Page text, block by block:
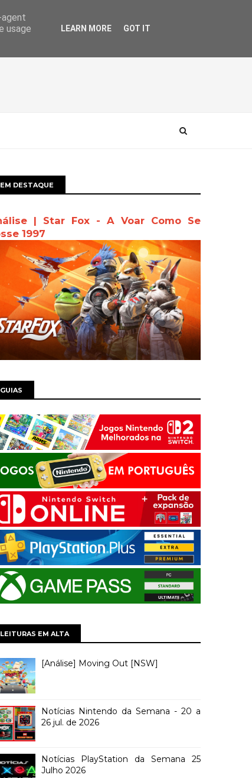
EM DESTAQUE
| Star Fox - A Voar Como Se
1997
GUIAS
LEITURAS EM ALTA
[Análise] Moving Out [NSW]
Notícias Nintendo da Semana - 20 a
26 jul. de 2026
Notícias PlayStation da Semana 25
Julho 2026
usage
LEARN MORE GOT IT